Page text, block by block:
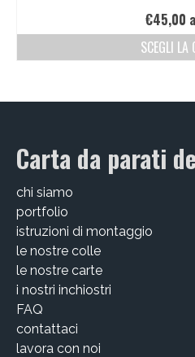
Carta da parati
Carta da parati spiagge
Alessandro Bulgini
Chen Li
Enrico T. De Paris
€45,00
SCEGLI LA
Carta da parati
chi siamo
portfolio
istruzioni di montaggio
le nostre colle
le nostre carte
i nostri inchiostri
FAQ
contattaci
lavora con noi